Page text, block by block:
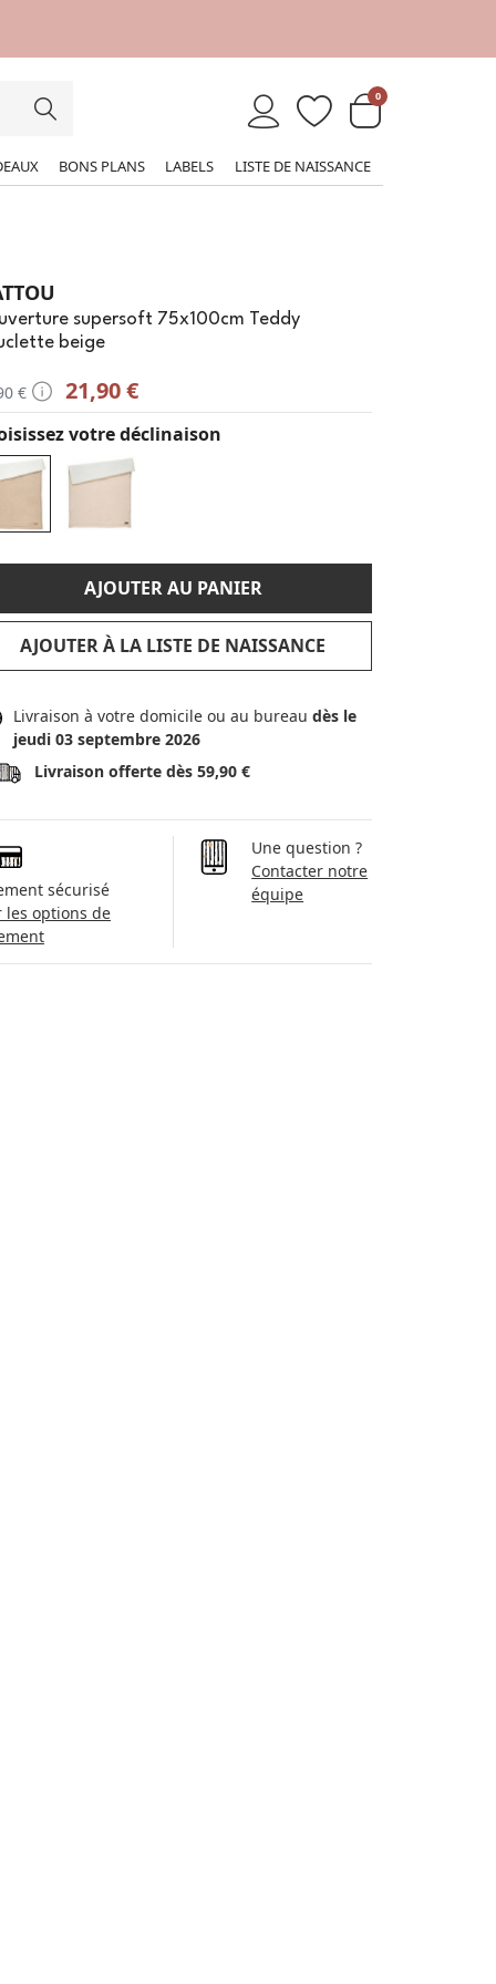
0
BONS PLANS LABELS LISTE DE NAISSANCE
supersoft 75x100cm Teddy
beige
€ 21,90 €
votre déclinaison
AJOUTER AU PANIER
AJOUTER À LA LISTE DE NAISSANCE
Livraison à votre domicile ou au bureau dès le
jeudi 03 septembre 2026
Livraison offerte dès 59,90 €
sécurisé
les options de
Une question ?
Contacter notre
équipe